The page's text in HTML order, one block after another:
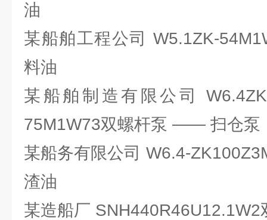
油
某船舶工程公司 W5.1ZK-
料油
某船舶制造有限公司
75M1W73双螺杆泵 —— 扫仓泵
某船务有限公司 W6.4-
渣油
某造船厂